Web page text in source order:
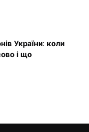
України: коли
і що